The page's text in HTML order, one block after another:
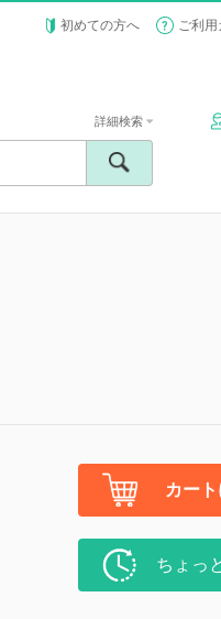
初めての方へ ご利用
詳細検索
カー
ちょっ